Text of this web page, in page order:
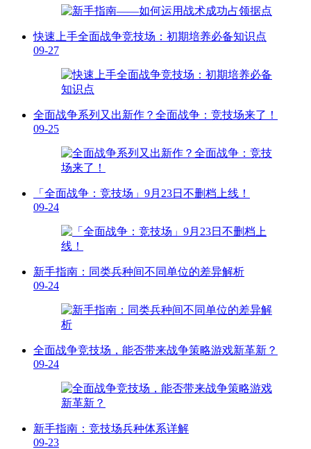
快速上手全面战争竞技场：初期培养必备知识点
09-27
全面战争系列又出新作？全面战争：竞技场来了！
09-25
「全面战争：竞技场」9月23日不删档上线！
09-24
新手指南：同类兵种间不同单位的差异解析
09-24
全面战争竞技场，能否带来战争策略游戏新革新？
09-24
新手指南：竞技场兵种体系详解
09-23